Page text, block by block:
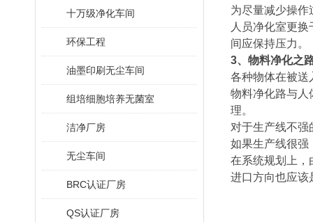
十万级净化车间
环保工程
油墨印刷无尘车间
组培细胞培养无菌室
洁净厂房
无尘车间
BRC认证厂房
QS认证厂房
为尽量减少操
人员净化室更
间应保持压力。
3、物料净化之
各种物体在被送
物料净化路与人
理。
对于生产线不强
如果生产线很强
在系统规划上，
进口方向也应该